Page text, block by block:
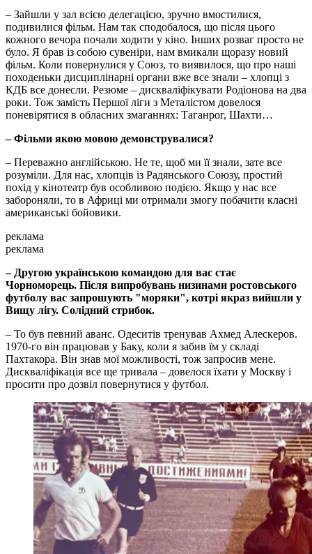
– Зайшли у зал всією делегацією, зручно вмостилися,
подивилися фільм. Нам так сподобалося, що після цього
кожного вечора почали ходити у кіно. Інших розваг просто не
було. Я брав із собою сувеніри, нам вмикали щоразу новий
фільм. Коли повернулися у Союз, то виявилося, що про наші
походеньки дисциплінарні органи вже все знали – хлопці з
КДБ все донесли. Резюме – дискваліфікувати Родіонова на два
роки. Тож замість Першої ліги з Металістом довелося
поневірятися в обласних змаганнях: Таганрог, Шахти…
– Фільми якою мовою демонструвалися?
– Переважно англійською. Не те, щоб ми її знали, зате все
розуміли. Для нас, хлопців із Радянського Союзу, простий
похід у кінотеатр був особливою подією. Якщо у нас все
забороняли, то в Африці ми отримали змогу побачити класні
американські бойовики.
реклама
реклама
– Другою українською командою для вас стає
Чорноморець. Після випробувань низинами ростовського
футболу вас запрошують "моряки", котрі якраз вийшли у
Вищу лігу. Солідний стрибок.
– То був певний аванс. Одеситів тренував Ахмед Алескеров.
1970-го він працював у Баку, коли я забив їм у складі
Пахтакора. Він знав мої можливості, тож запросив мене.
Дискваліфікація все ще тривала – довелося їхати у Москву і
просити про дозвіл повернутися у футбол.